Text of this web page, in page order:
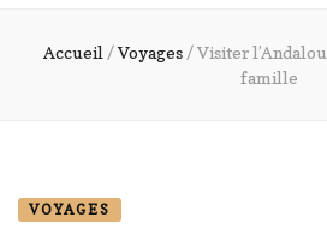
Accueil / Voyages / Visiter
famille
VOYAGES